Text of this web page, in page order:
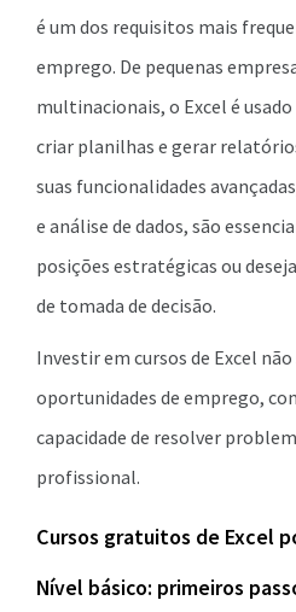
é um dos requisitos mais
emprego. De pequenas
multinacionais, o Excel é
criar planilhas e gerar
suas funcionalidades
e análise de dados, são
posições estratégicas ou
de tomada de decisão.
Investir em cursos de Excel
oportunidades de emprego,
capacidade de resolver
profissional.
Cursos gratuitos de Excel
Nível básico: primeiros